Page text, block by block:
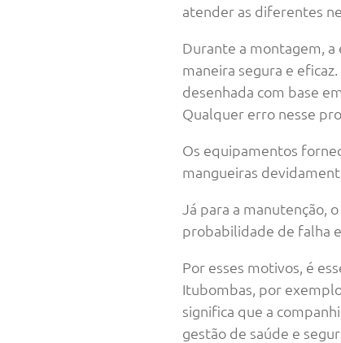
atender as diferentes
Durante a montagem,
maneira segura e
desenhada com base
Qualquer erro nesse
Os equipamentos
mangueiras
Já para a manutenção,
probabilidade de falha
Por esses motivos, é
Itubombas, por
significa que a
gestão de saúde e